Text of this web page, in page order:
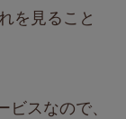
を見ること
スなので、